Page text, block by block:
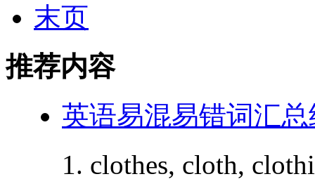
末页
推荐内容
英语易混易错词汇总
1. clothes, cloth,